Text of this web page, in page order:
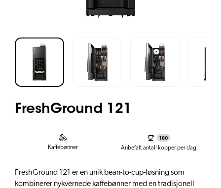
FreshGround 121
Kaffebønner
180
Anbefalt antall kopper per dag
FreshGround 121 er en unik bean-to-cup-løsning som
kombinerer nykvernede kaffebønner med en tradisjonell